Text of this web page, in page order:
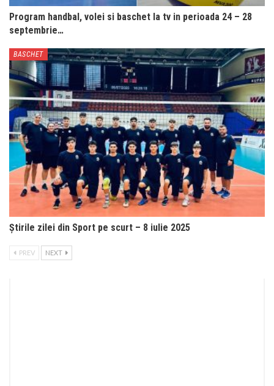
Program handbal, volei si baschet la tv in perioada 24 – 28
septembrie…
BASCHET
Știrile zilei din Sport pe scurt – 8 iulie 2025
PREV NEXT